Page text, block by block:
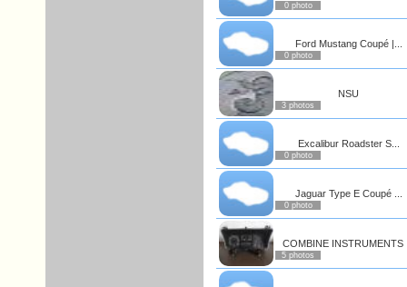
0 photo
Ford Mustang Coupé |...
0 photo
NSU
3 photos
Excalibur Roadster S...
0 photo
Jaguar Type E Coupé ...
0 photo
COMBINE INSTRUMENTS
5 photos